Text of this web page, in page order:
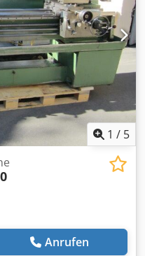
1 / 5
Anrufen